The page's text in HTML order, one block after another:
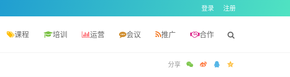
登录 注册
课程 培训 运营 会议 推广 合作